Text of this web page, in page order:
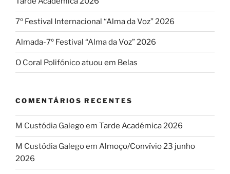
7º Festival Internacional “Alma da Voz” 2026
Almada-7º Festival “Alma da Voz” 2026
O Coral Polifónico atuou em Belas
COMENTÁRIOS RECENTES
M Custódia Galegoem Tarde Académica 2026
M Custódia Galegoem Almoço/Convívio 23 junho
2026